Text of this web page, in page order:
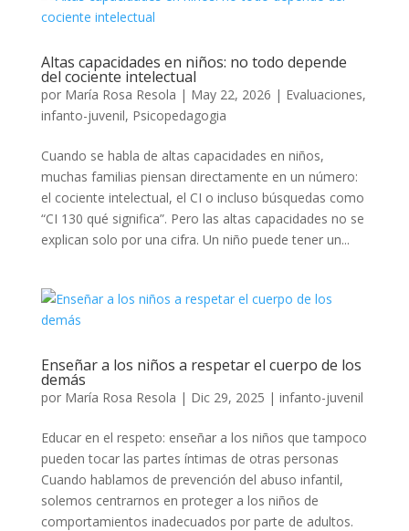
Altas capacidades en niños: no todo depende
del cociente intelectual
por María Rosa Resola | May 22, 2026 | Evaluaciones,
infanto-juvenil, Psicopedagogia
Cuando se habla de altas capacidades en niños,
muchas familias piensan directamente en un número:
el cociente intelectual, el CI o incluso búsquedas como
“CI 130 qué significa”. Pero las altas capacidades no se
explican solo por una cifra. Un niño puede tener un...
Enseñar a los niños a respetar el cuerpo de los
demás
por María Rosa Resola | Dic 29, 2025 | infanto-juvenil
Educar en el respeto: enseñar a los niños que tampoco
pueden tocar las partes íntimas de otras personas
Cuando hablamos de prevención del abuso infantil,
solemos centrarnos en proteger a los niños de
comportamientos inadecuados por parte de adultos.